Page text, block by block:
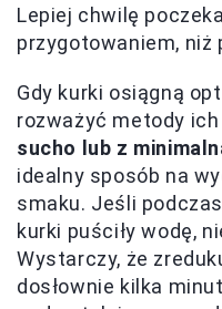
Lepiej chwilę
przygotowaniem, niż
Gdy kurki osiągną
rozważyć metody ich
sucho lub z
idealny sposób na
smaku. Jeśli
kurki puściły wodę,
Wystarczy, że
dosłownie kilka